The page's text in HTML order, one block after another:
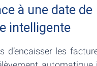
à une date de
intelligente
d’encaisser les